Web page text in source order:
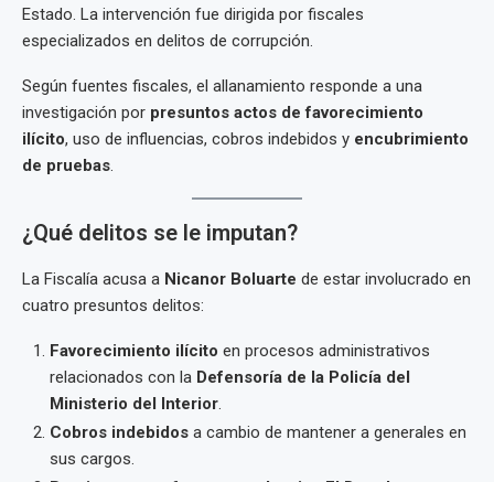
Estado. La intervención fue dirigida por fiscales
especializados en delitos de corrupción.
Según fuentes fiscales, el allanamiento responde a una
investigación por presuntos actos de favorecimiento
ilícito, uso de influencias, cobros indebidos y encubrimiento
de pruebas.
¿Qué delitos se le imputan?
La Fiscalía acusa a Nicanor Boluarte de estar involucrado en
cuatro presuntos delitos:
Favorecimiento ilícito en procesos administrativos
relacionados con la Defensoría de la Policía del
Ministerio del Interior.
Cobros indebidos a cambio de mantener a generales en
sus cargos.